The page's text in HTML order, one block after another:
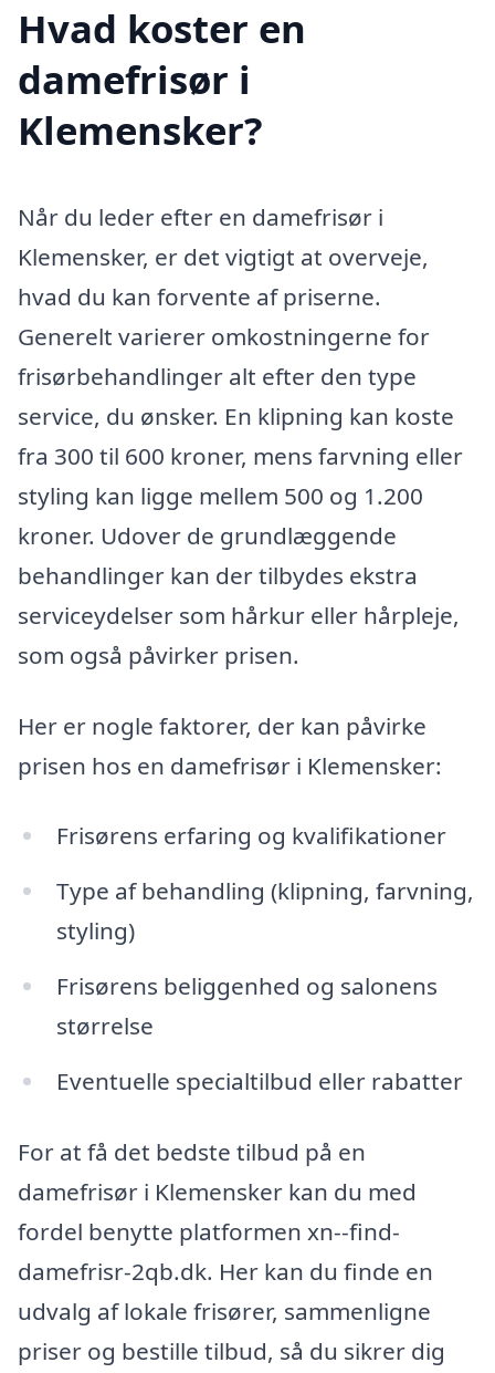
Hvad koster en
damefrisør i
Klemensker?
Når du leder efter en damefrisør i
Klemensker, er det vigtigt at overveje,
hvad du kan forvente af priserne.
Generelt varierer omkostningerne for
frisørbehandlinger alt efter den type
service, du ønsker. En klipning kan koste
fra 300 til 600 kroner, mens farvning eller
styling kan ligge mellem 500 og 1.200
kroner. Udover de grundlæggende
behandlinger kan der tilbydes ekstra
serviceydelser som hårkur eller hårpleje,
som også påvirker prisen.
Her er nogle faktorer, der kan påvirke
prisen hos en damefrisør i Klemensker:
Frisørens erfaring og kvalifikationer
Type af behandling (klipning, farvning,
styling)
Frisørens beliggenhed og salonens
størrelse
Eventuelle specialtilbud eller rabatter
For at få det bedste tilbud på en
damefrisør i Klemensker kan du med
fordel benytte platformen xn--find-
damefrisr-2qb.dk. Her kan du finde en
udvalg af lokale frisører, sammenligne
priser og bestille tilbud, så du sikrer dig